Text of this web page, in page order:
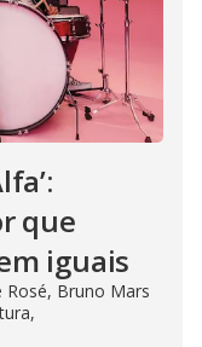
que
iguais
Rosé, Bruno Mars